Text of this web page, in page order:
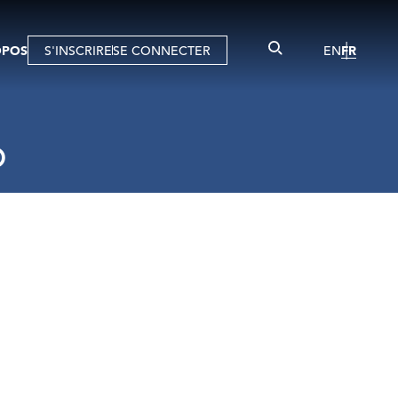
S'INSCRIRESE CONNECTER ENFR